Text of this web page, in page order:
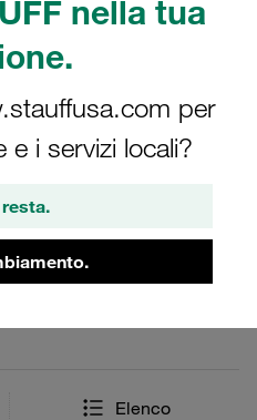
nella tua
per
e i servizi locali?
femmina garantisce una
e una manutenzione rapide
Elenco